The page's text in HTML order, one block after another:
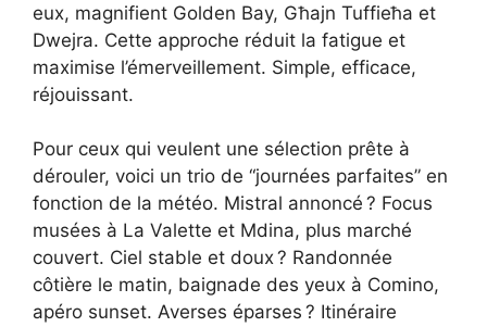
eux, magnifient Golden Bay, Għajn Tuffieħa et
Dwejra. Cette approche réduit la fatigue et
maximise l’émerveillement. Simple, efficace,
réjouissant.
Pour ceux qui veulent une sélection prête à
dérouler, voici un trio de “journées parfaites” en
fonction de la météo. Mistral annoncé ? Focus
musées à La Valette et Mdina, plus marché
couvert. Ciel stable et doux ? Randonnée
côtière le matin, baignade des yeux à Comino,
apéro sunset. Averses éparses ? Itinéraire